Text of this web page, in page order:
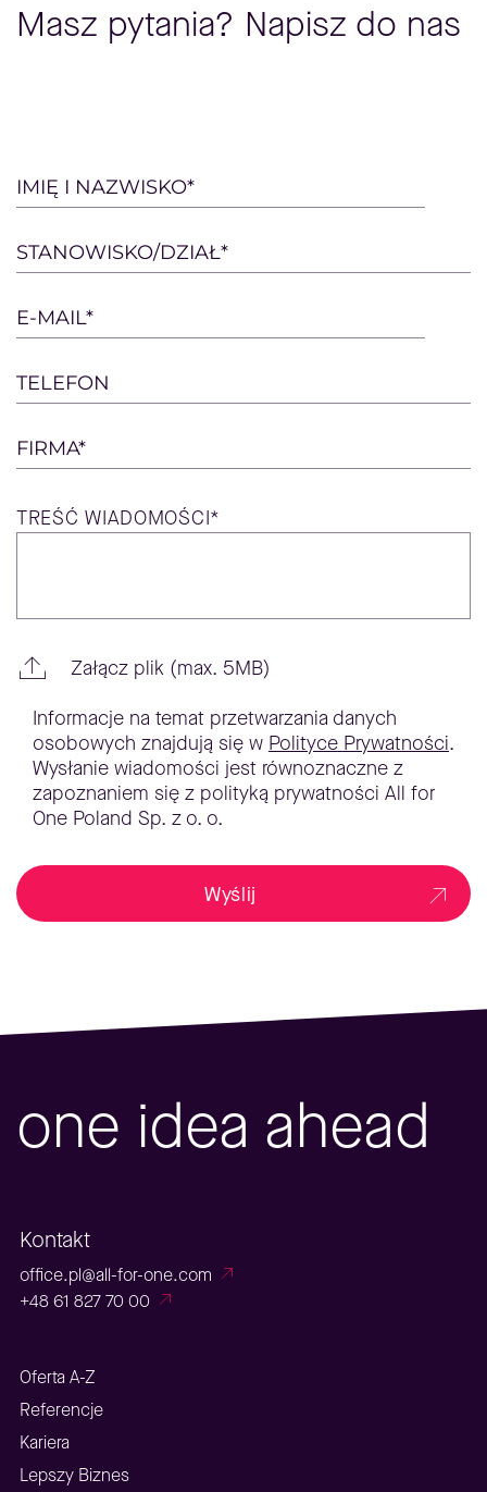
Masz pytania? Napisz do nas
Please
this
field
empty.
IMIĘ I NAZWISKO*
STANOWISKO/DZIAŁ*
E-MAIL*
TELEFON
FIRMA*
TREŚĆ WIADOMOŚCI*
Załącz plik (max. 5MB)
Informacje na temat przetwarzania danych
osobowych znajdują się w Polityce Prywatności.
Wysłanie wiadomości jest równoznaczne z
zapoznaniem się z polityką prywatności All for
One Poland Sp. z o. o.
Wyślij
one idea ahead
Kontakt
office.pl@all-for-one.com
+48 61 827 70 00
Oferta A-Z
Referencje
Kariera
Lepszy Biznes